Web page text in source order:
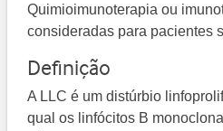
Quimioimunoterapia ou
consideradas para pacientes
Definição
A LLC é um distúrbio
qual os linfócitos B